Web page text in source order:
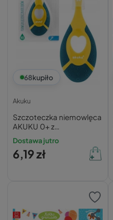
68kupiło
Akuku
Szczoteczka niemowlęca
AKUKU 0+ z
antypoślizgową rączką
Dostawa jutro
6,19 zł